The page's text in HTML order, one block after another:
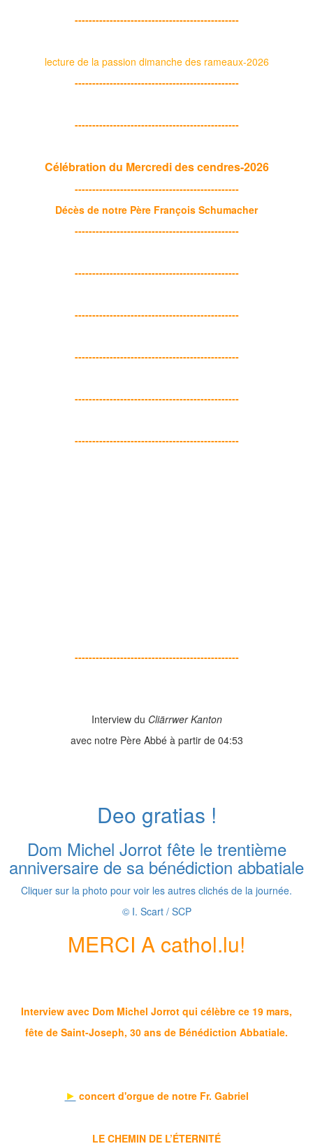
-----------------------------------------------
lecture de la passion dimanche des rameaux-2026
-----------------------------------------------
-----------------------------------------------
Célébration du Mercredi des cendres-2026
-----------------------------------------------
Décès de notre Père François Schumacher
-----------------------------------------------
-----------------------------------------------
-----------------------------------------------
-----------------------------------------------
-----------------------------------------------
-----------------------------------------------
-----------------------------------------------
Interview du Cliärrwer Kanton
avec notre Père Abbé à partir de 04:53
Deo gratias !
Dom Michel Jorrot fête le trentième
anniversaire de sa bénédiction abbatiale
Cliquer sur la photo pour voir les autres clichés de la journée.
© I. Scart / SCP
MERCI A cathol.lu!
Interview avec Dom Michel Jorrot qui célèbre ce 19 mars,
fête de Saint-Joseph, 30 ans de Bénédiction Abbatiale.
► concert d'orgue de notre Fr. Gabriel
LE CHEMIN DE L’ÉTERNITÉ